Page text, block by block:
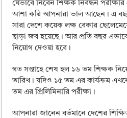
ময়মনসিংহ বোর্ড এইচএসসি রেজাল্ট
দিনাজপুর বোর্ড এইচএসসি রেজাল্ট ২০২৫ –
সিলেট বোর্ড এইচএসসি রেজাল্ট ২০২৫ –
যেভাবে নিবেন শিক্ষক নিবন্ধন
আশা করি আপনারা ভাল আছেন। এ
সারা দেশে কয়েক লক্ষ বেকার
ছাড়া জব হয়েছে। আর প্রতি বছর
নিয়োগ দেওয়া হবে।
গত সপ্তাহে শেষ হল ১৬ তম শিক্ষক
তারিখ। যদিও ১৫ তম এর কার্যক্রম
তম এর প্রিলিমিনারি পরীক্ষা।
আপনারা জানেন বর্তমানে দেশের